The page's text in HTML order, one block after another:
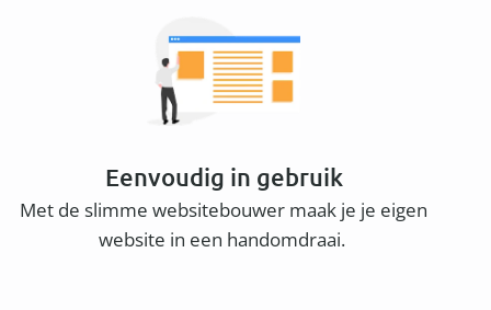
Eenvoudig in gebruik
Met de slimme websitebouwer maak je je eigen
website in een handomdraai.